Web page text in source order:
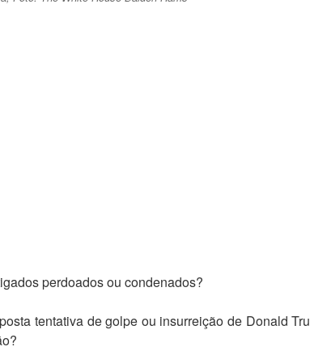
perdoados ou condenados?
tentativa de golpe ou insurreição de Donald